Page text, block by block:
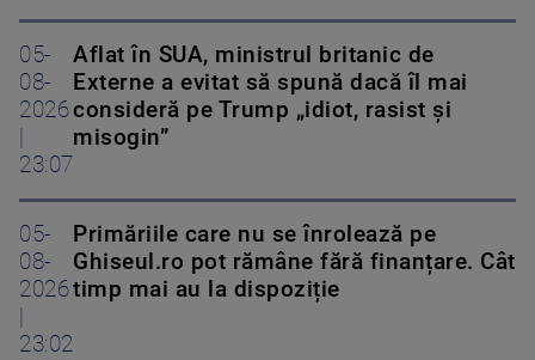
05-
08-
2026
23:07
Aflat în SUA, ministrul britanic de
Externe a evitat să spună dacă îl mai
consideră pe Trump „idiot, rasist și
misogin”
05-
08-
2026
23:02
Primăriile care nu se înrolează pe
Ghiseul.ro pot rămâne fără finanțare. Cât
timp mai au la dispoziție